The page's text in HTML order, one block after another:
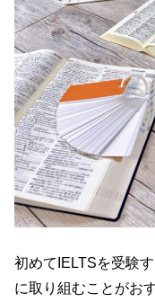
初めてIELTSを受験
に取り組むことがお